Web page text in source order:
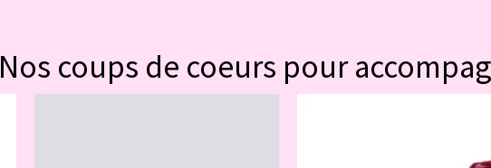
Nos coups de coeurs pour